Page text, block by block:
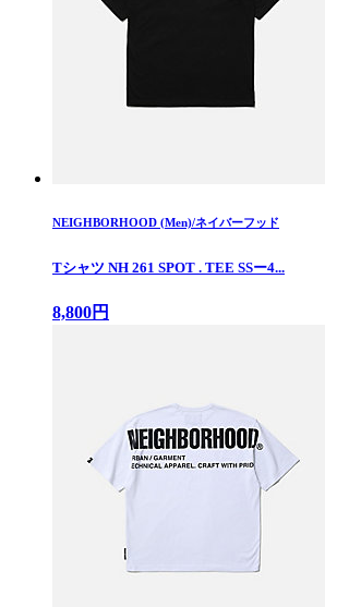
NEIGHBORHOOD (Men)/ネイバーフッド
Tシャツ NH 261 SPOT . TEE SSー4...
8,800円